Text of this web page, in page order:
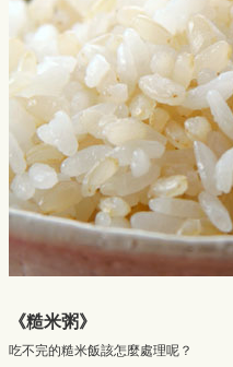
《糙米粥》
吃不完的糙米飯該怎麼處理呢？